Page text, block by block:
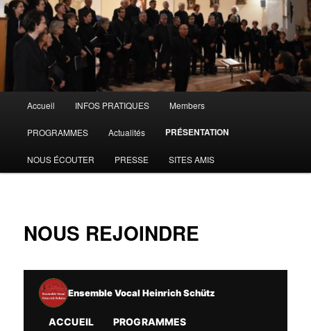
principal
Accueil INFOS PRATIQUES Members
PROGRAMMES Actualités PRÉSENTATION
NOUS ÉCOUTER PRESSE SITES AMIS
NOUS REJOINDRE
Ensemble Vocal Heinrich Schütz
ACCUEIL PROGRAMMES